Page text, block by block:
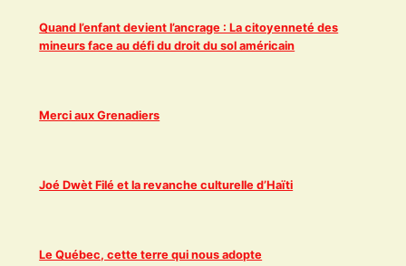
Quand l’enfant devient l’ancrage : La citoyenneté des
mineurs face au défi du droit du sol américain
Merci aux Grenadiers
Joé Dwèt Filé et la revanche culturelle d’Haïti
Le Québec, cette terre qui nous adopte